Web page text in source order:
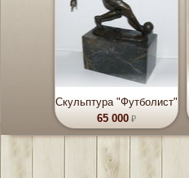
Скульптура "Футболист"
65 000